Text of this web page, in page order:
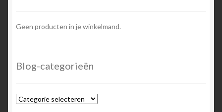
Geen producten in je winkelmand.
Blog-categorieën
Blog-